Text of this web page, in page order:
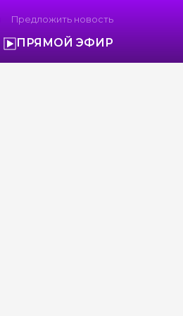
Предложить новость
ПРЯМОЙ ЭФИР